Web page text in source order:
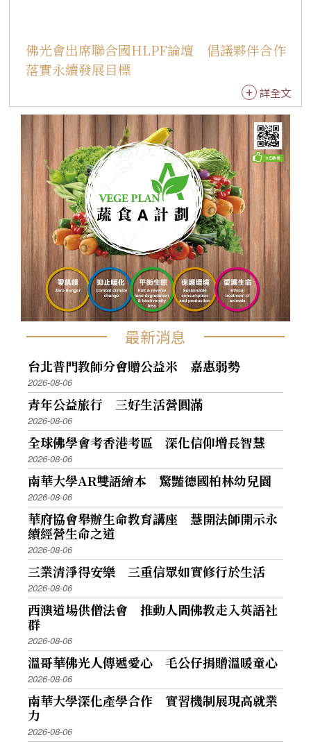
佛光會出席聯合國HLPF論壇 倡議夥伴合作
落實永續發展目標
詳全文
最新消息
台北普門教師分會贈公益米 嘉惠弱勢
2026-08-06
青年公益旅行 三好生活營圓滿
2026-08-06
全球佛學會考香港考區 深化信仰增長智慧
2026-08-06
南華大學AR雙語繪本 驚豔德國柏林幼兒園
2026-08-06
華府協會舉辦生命教育講座 慧開法師開示永
續經營生命之道
2026-08-06
三業清淨得安樂 三重信眾如實修行於生活
2026-08-06
西澳道場供僧法會 推動人間佛教走入英語社
群
2026-08-06
溫哥華佛光人傳遞愛心 毛公仔捐贈溫暖童心
2026-08-06
南華大學深化產學合作 實習機制展現高就業
力
2026-08-06